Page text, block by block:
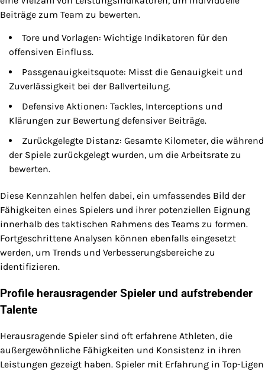
Beiträge zum Team zu bewerten.
Tore und Vorlagen: Wichtige Indikatoren für den
offensiven Einfluss.
Passgenauigkeitsquote: Misst die Genauigkeit und
Zuverlässigkeit bei der Ballverteilung.
Defensive Aktionen: Tackles, Interceptions und
Klärungen zur Bewertung defensiver Beiträge.
Zurückgelegte Distanz: Gesamte Kilometer, die während
der Spiele zurückgelegt wurden, um die Arbeitsrate zu
bewerten.
Diese Kennzahlen helfen dabei, ein umfassendes Bild der
Fähigkeiten eines Spielers und ihrer potenziellen Eignung
innerhalb des taktischen Rahmens des Teams zu formen.
Fortgeschrittene Analysen können ebenfalls eingesetzt
werden, um Trends und Verbesserungsbereiche zu
identifizieren.
Profile herausragender Spieler und aufstrebender
Talente
Herausragende Spieler sind oft erfahrene Athleten, die
außergewöhnliche Fähigkeiten und Konsistenz in ihren
Leistungen gezeigt haben. Spieler mit Erfahrung in Top-Ligen